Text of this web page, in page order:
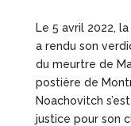
Le 5 avril 2022,
a rendu son
du meurtre de
postière de
Noachovitch
justice pour son